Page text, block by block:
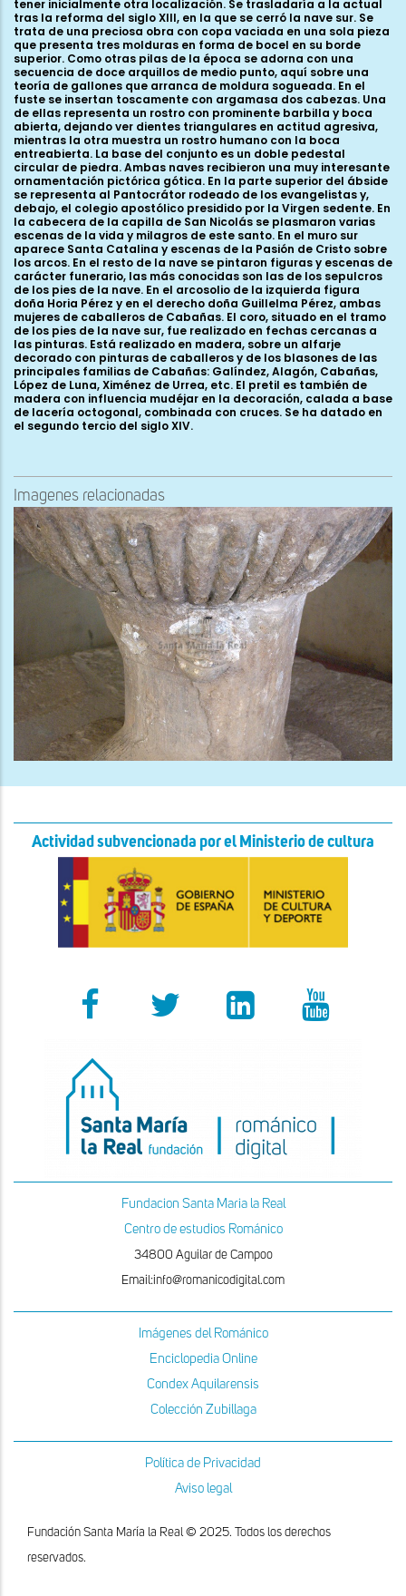
Imagenes relacionadas
Actividad subvencionada por el Ministerio de cultura
Fundacion Santa Maria la Real
Centro de estudios Románico
34800 Aguilar de Campoo
Email:info@romanicodigital.com
Imágenes del Románico
Enciclopedia Online
Condex Aquilarensis
Colección Zubillaga
Política de Privacidad
Aviso legal
Fundación Santa María la Real © 2025. Todos los derechos
reservados.